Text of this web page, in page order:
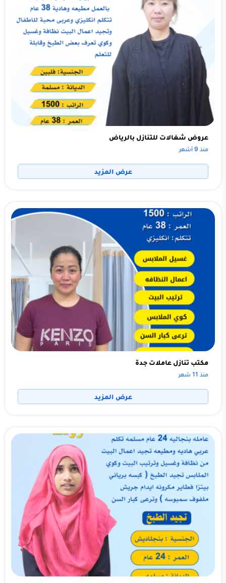
عروض شغالات للتنازل بالرياض
منذ 9 أشهر
عرض المزيد
مكتب تنازل عاملات جدة
منذ 11 شهر
عرض المزيد